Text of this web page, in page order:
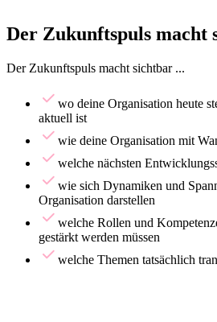
Der Zukunftspuls macht
Der Zukunftspuls macht sichtbar ...
wo deine Organisation heute
aktuell ist
wie deine Organisation mit
welche nächsten
wie sich Dynamiken und
Organisation darstellen
welche Rollen und
gestärkt werden müssen
welche Themen tatsächlich